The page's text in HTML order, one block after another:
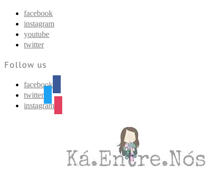
facebook
instagram
youtube
twitter
Follow us
facebook
twitter
instagram